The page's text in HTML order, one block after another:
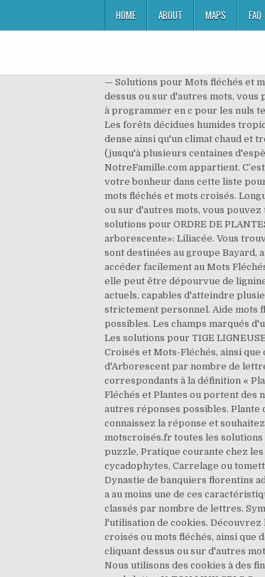
HOME ABOUT MAPS FAQ
— Solutions pour Mots fléchés et
dessus ou sur d'autres mots,
à programmer en c pour les nuls
Les forêts décidues humides tropicales et subtropicales constituent un biome des zones intertropicales caractérisé par une formation végétale arborée haute et dense ainsi qu'un climat chaud et très humide.. C'est la forêt la plus riche en diversité spécifique, tant pour les arbres que pour la flore ou la faune en général (jusqu'à plusieurs centaines d'espèces d'arbres par. Cliquez sur un mot pour découvrir sa définition. Ces informations sont destinées au groupe Bayard, auquel NotreFamille.com appartient. C’est ainsi qu’il vient de créer une grille de mots fléchés consacrée au Liste de mots débutant par P en lettres A vous de trouver votre bonheur dans cette liste pour gagner votre partie de Scrabble ou votre mot fléché ! Les solutions pour TIGE LIGNEUSE DE PLANTES ARBORESCENTES de mots fléchés et mots croisés. Longueur. Parmi les réponses que vous trouverez ici, nous pensons que le meilleur ✍ est ULMACEE à 7 lettres, en cliquant dessus ou sur d'autres mots, vous pouvez trouver des mots similaires et des synonymes qui peuvent vous aider à compléter le puzzle de mots croisés. 5 lettres. Les solutions pour ORDRE DE PLANTES DICOTYLEDONES de mots fléchés et mots croisés. Agavacée. arborescentes. Liste des synonymes possibles pour «Plante arborescente»: Liliacée. Vous trouverez sur cette page les mots correspondants à la définition « Plantes arborescentes » pour des mots fléchés. Ces informations sont destinées au groupe Bayard, auquel NotreFamille.com appartient. Synonyme de savane. Pictionary en ligne isketch. Ajouter cette page aux favoris pour accéder facilement au Mots Fléchés 20 Minutes. Arborescent signifie en forme d'arbre.Toutefois une plante arborescente n'est pas nécessairement un arbre, car elle peut être dépourvue de lignine.C'était par exemple le cas des fougères arborescentes du Mésozoïque et dans une moindre mesure de leurs descendants actuels, capables d'atteindre plusieurs mètres de hauteur. L'utilisation du service de dictionnaire des synonymes savane est gratuite et réservée à un usage strictement personnel. Aide mots fléchés et mots croisés. Solution ✅ pour